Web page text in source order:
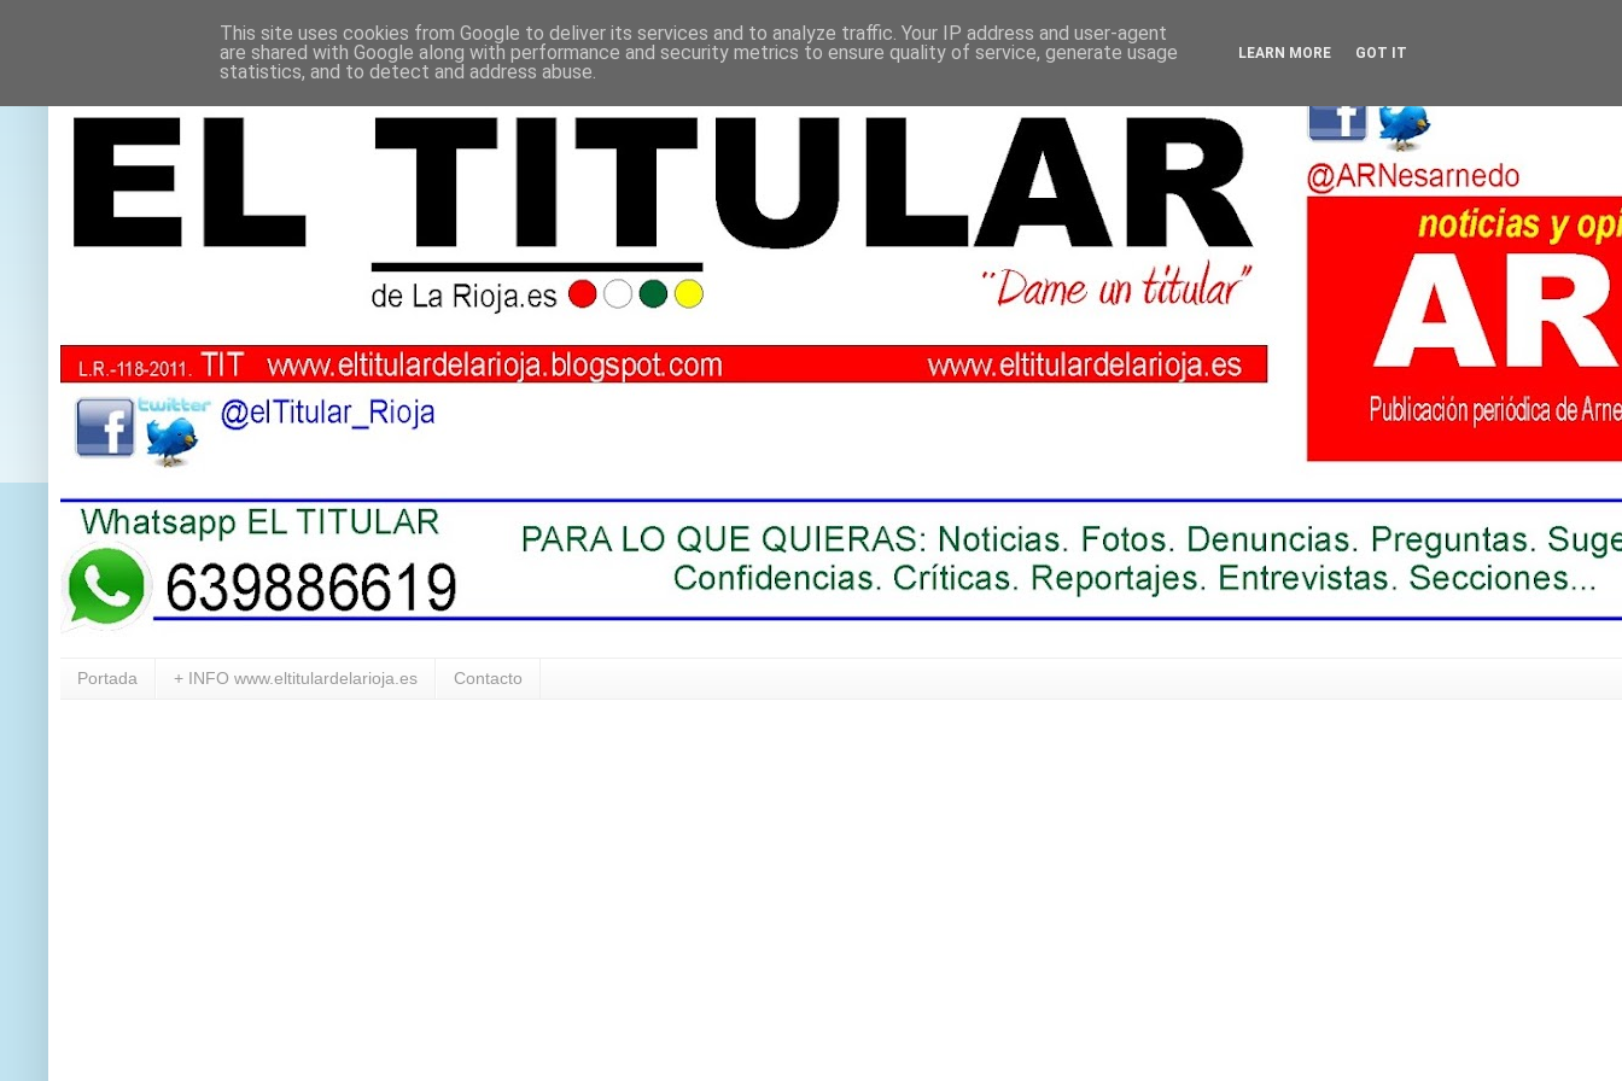
Portada + INFO www.eltitulardelarioja.es Contacto
This site uses cookies from Google to deliver its services and to analyze traffic. Your IP address and user-agent
are shared with Google along with performance and security metrics to ensure quality of service, generate usage
statistics, and to detect and address abuse.
LEARN MORE GOT IT